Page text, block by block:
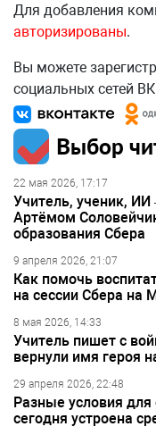
Для добавления
авторизированы.
Вы можете
социальных сетей
Выбор
22 мая 2026, 17:17
Учитель, ученик, ИИ
Артёмом
образования Сбера
9 апреля 2026, 21:07
Как помочь
на сессии Сбера
8 мая 2026, 14:33
Учитель пишет с
вернули имя героя
29 апреля 2026, 22:48
Разные условия
сегодня устроена